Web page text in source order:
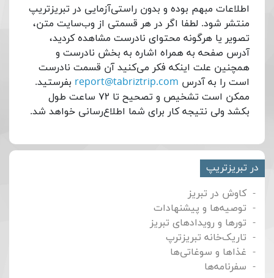
اطلاعات مبهم بوده و بدون راستی‌آزمایی در تبریزتریپ
منتشر شود. لطفا اگر در هر قسمتی از وب‌سایت متن،
تصویر یا هرگونه محتوای نادرست مشاهده کردید،
آدرس صفحه به همراه اشاره به بخش نادرست و
همچنین علت اینکه فکر می‌کنید آن قسمت نادرست
است را به آدرس report@tabriztrip.com بفرستید.
ممکن است تشخیص و تصحیح تا ۷۲ ساعت طول
بکشد ولی نتیجه کار برای شما اطلاع‌رسانی خواهد شد.
در تبریزتریپ
کاوش در تبریز
توصیه‌ها و پیشنهادات
تورها و رویدادهای تبریز
تاریک‌خانه تبریزترپ
غذاها و سوغاتی‌ها
سفرنامه‌ها